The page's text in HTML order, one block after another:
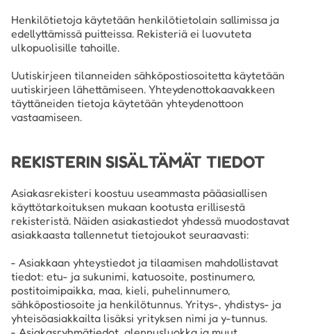
Henkilötietoja käytetään henkilötietolain sallimissa ja
edellyttämissä puitteissa. Rekisteriä ei luovuteta
ulkopuolisille tahoille.
Uutiskirjeen tilanneiden sähköpostiosoitetta käytetään
uutiskirjeen lähettämiseen. Yhteydenottokaavakkeen
täyttäneiden tietoja käytetään yhteydenottoon
vastaamiseen.
REKISTERIN SISÄLTÄMÄT TIEDOT
Asiakasrekisteri koostuu useammasta pääasiallisen
käyttötarkoituksen mukaan kootusta erillisestä
rekisteristä. Näiden asiakastiedot yhdessä muodostavat
asiakkaasta tallennetut tietojoukot seuraavasti:
- Asiakkaan yhteystiedot ja tilaamisen mahdollistavat
tiedot: etu- ja sukunimi, katuosoite, postinumero,
postitoimipaikka, maa, kieli, puhelinnumero,
sähköpostiosoite ja henkilötunnus. Yritys-, yhdistys- ja
yhteisöasiakkailta lisäksi yrityksen nimi ja y-tunnus.